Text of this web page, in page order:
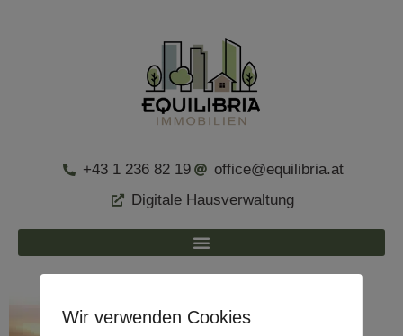
+43 1 236 82 19
office@equilibria.at
Digitale Hausverwaltung
Wir verwenden Cookies